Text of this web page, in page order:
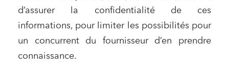
d’assurer la confidentialité de ces
informations, pour limiter les possibilités pour
un concurrent du fournisseur d’en prendre
connaissance.